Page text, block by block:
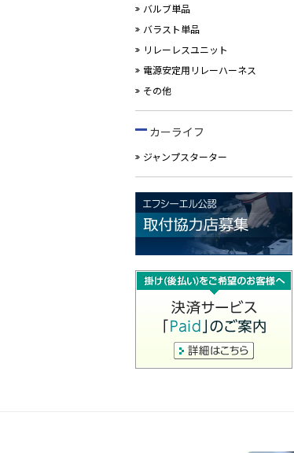
バルブ単品
バラスト単品
リレーレスユニット
電源安定用リレーハーネス
その他
カーライフ
ジャンプスターター